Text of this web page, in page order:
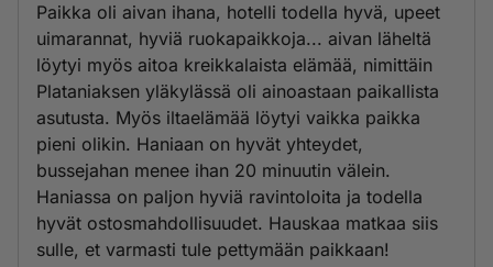
Paikka oli aivan ihana, hotelli todella hyvä, upeet
uimarannat, hyviä ruokapaikkoja... aivan läheltä
löytyi myös aitoa kreikkalaista elämää, nimittäin
Plataniaksen yläkylässä oli ainoastaan paikallista
asutusta. Myös iltaelämää löytyi vaikka paikka
pieni olikin. Haniaan on hyvät yhteydet,
bussejahan menee ihan 20 minuutin välein.
Haniassa on paljon hyviä ravintoloita ja todella
hyvät ostosmahdollisuudet. Hauskaa matkaa siis
sulle, et varmasti tule pettymään paikkaan!